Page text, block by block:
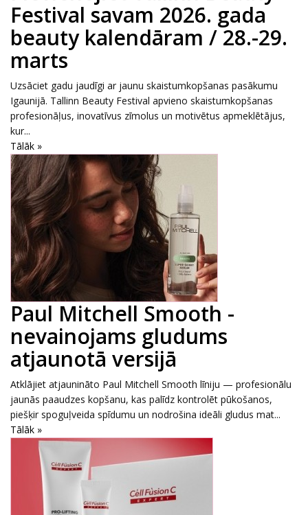
Festival savam 2026. gada
beauty kalendāram / 28.-29.
marts
Uzsāciet gadu jaudīgi ar jaunu skaistumkopšanas pasākumu
Igaunijā. Tallinn Beauty Festival apvieno skaistumkopšanas
profesionāļus, inovatīvus zīmolus un motivētus apmeklētājus,
kur...
Tālāk »
Paul Mitchell Smooth -
nevainojams gludums
atjaunotā versijā
Atklājiet atjaunināto Paul Mitchell Smooth līniju — profesionālu
jaunās paaudzes kopšanu, kas palīdz kontrolēt pūkošanos,
piešķir spoguļveida spīdumu un nodrošina ideāli gludus mat...
Tālāk »